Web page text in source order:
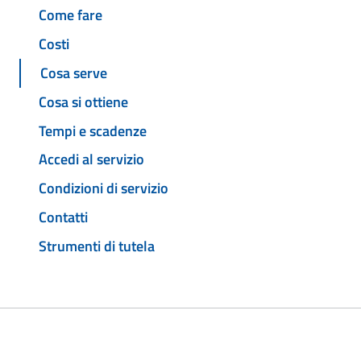
Come fare
Costi
Cosa serve
Cosa si ottiene
Tempi e scadenze
Accedi al servizio
Condizioni di servizio
Contatti
Strumenti di tutela